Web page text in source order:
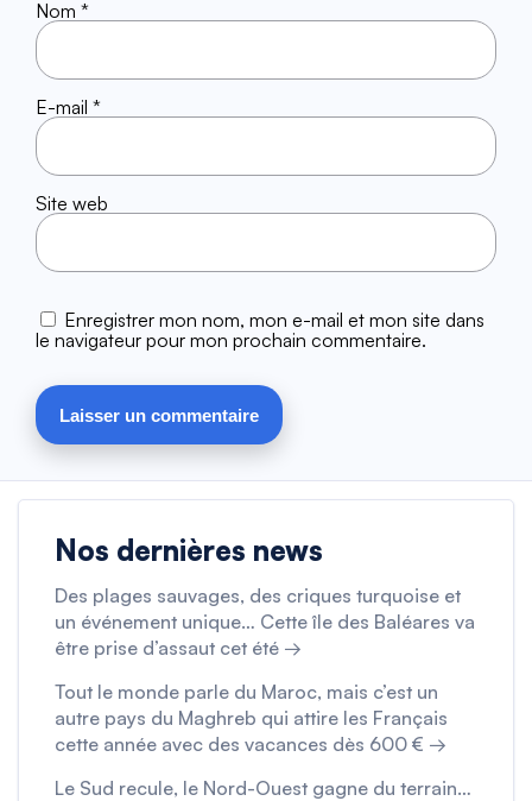
Nom *
E-mail *
Site web
Enregistrer mon nom, mon e-mail et mon site dans
le navigateur pour mon prochain commentaire.
Nos dernières news
Des plages sauvages, des criques turquoise et
un événement unique… Cette île des Baléares va
être prise d’assaut cet été →
Tout le monde parle du Maroc, mais c’est un
autre pays du Maghreb qui attire les Français
cette année avec des vacances dès 600 € →
Le Sud recule, le Nord-Ouest gagne du terrain…